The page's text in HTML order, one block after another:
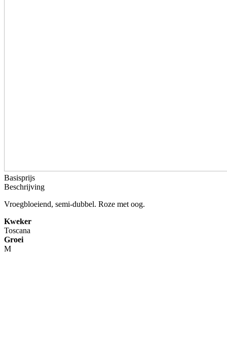
Basisprijs
Beschrijving
Vroegbloeiend, semi-dubbel. Roze met oog.
Kweker
Toscana
Groei
M